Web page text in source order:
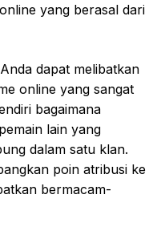
yang berasal dari
dapat melibatkan
online yang sangat
bagaimana
lain yang
dalam satu klan.
poin atribusi ke
bermacam-